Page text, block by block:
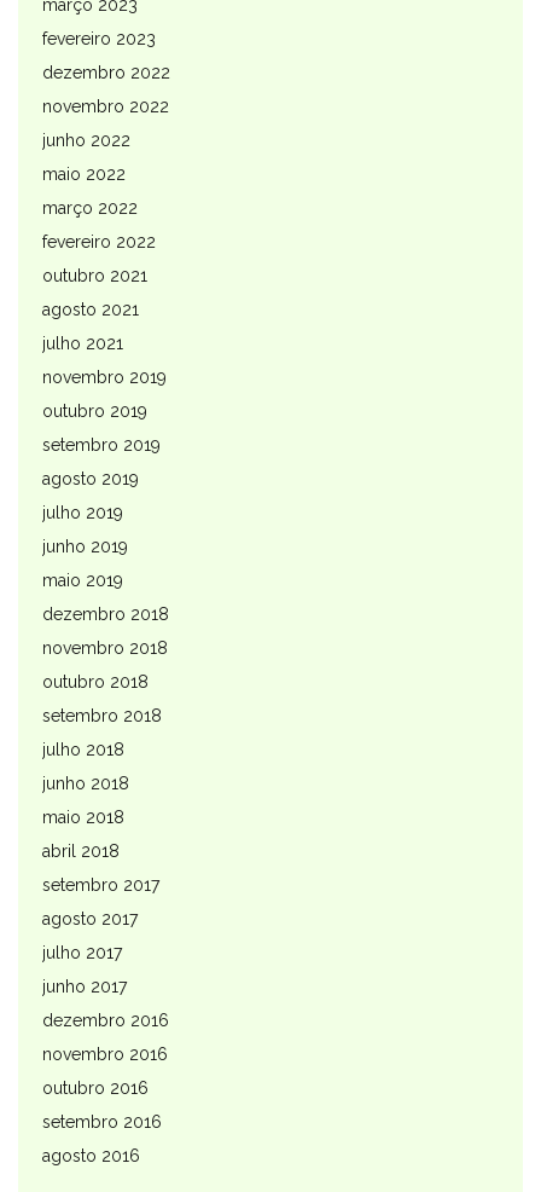
março 2023
fevereiro 2023
dezembro 2022
novembro 2022
junho 2022
maio 2022
março 2022
fevereiro 2022
outubro 2021
agosto 2021
julho 2021
novembro 2019
outubro 2019
setembro 2019
agosto 2019
julho 2019
junho 2019
maio 2019
dezembro 2018
novembro 2018
outubro 2018
setembro 2018
julho 2018
junho 2018
maio 2018
abril 2018
setembro 2017
agosto 2017
julho 2017
junho 2017
dezembro 2016
novembro 2016
outubro 2016
setembro 2016
agosto 2016